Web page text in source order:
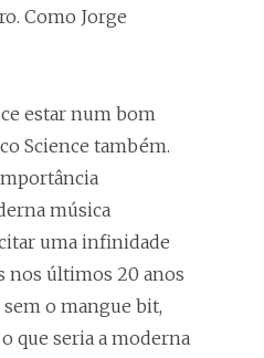
Como Jorge
estar num bom
Science também.
música
uma infinidade
nos últimos 20 anos
o mangue bit,
que seria a moderna